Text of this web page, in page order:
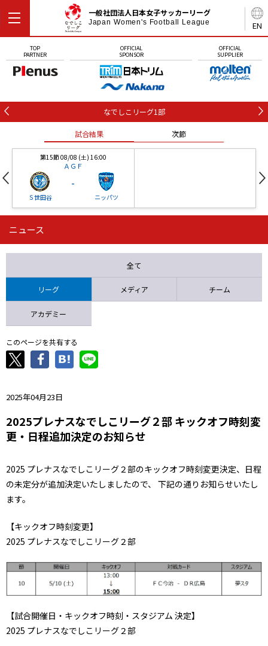
EN
一般社団法人日本女子サッカーリーグ
Japan Women's Football League
TOP
PARTNER
OFFICIAL
SPONSOR
OFFICIAL
SUPPLIER
なでしこリーグ1部
試合結果 次節
第15節 08/08 (土) 16:00
ＡＧＦ
Ｓ世田谷
-
ニッパツ
第16節 09/05 (土) 15:00
ニッパツ 石人の星
ニュース
全て
リーグ メディア チーム
アカデミー
このページを共有する
2025年04月23日
2025プレナスなでしこリーグ２部 キックオフ時刻変
更・日程追加決定のお知らせ
2025 プレナスなでしこリーグ２部のキックオフ時刻変更決定、日程
の未定分が追加決定いたしましたので、 下記の通りお知らせいたし
ます。
【キックオフ時刻変更】
2025 プレナスなでしこリーグ２部
【試合開催日・キックオフ時刻・スタジアム 決定】
2025 プレナスなでしこリーグ２部